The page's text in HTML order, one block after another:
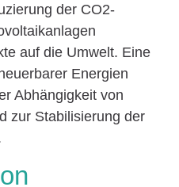
der CO2-
auf die Umwelt. Eine
Energien
Abhängigkeit von
zur Stabilisierung der